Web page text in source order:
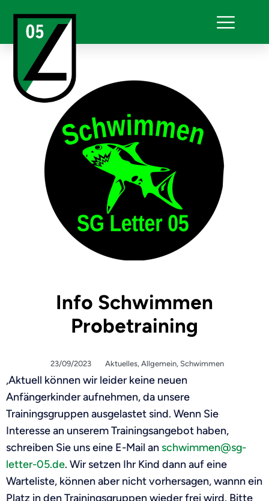
Info Schwimmen
Probetraining
23/09/2023 Aktuelles, Allgemein, Schwimmen
„Aktuell können wir leider keine neuen
Anfängerkinder aufnehmen, da unsere
Trainingsgruppen ausgelastet sind. Wenn Sie
Interesse an unserem Trainingsangebot haben,
schreiben Sie uns eine E-Mail anschwimmen@sg-
letter-05.de. Wir setzen Ihr Kind dann auf eine
Warteliste, können aber nicht vorhersagen, wannn ein
Platz in den Trainingsgruppen wieder frei wird. Bitte